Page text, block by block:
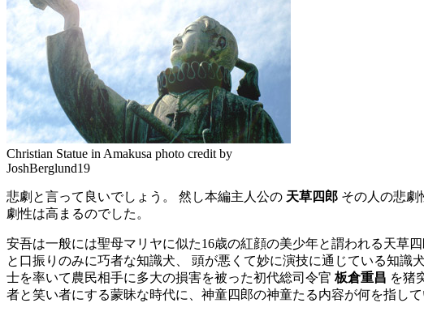
Christian Statue in Amakusa photo credit by
JoshBerglund19
悲劇と言って良いでしょう。 然し本編主人公の 天草四郎 その人の悲劇
劇性は高まるのでした。
安吾は一般には聖母マリヤに似た16歳の紅顔の美少年と謂われる天草
と口振りのみに巧者な知識犬、 頭が悪くて妙に演技に通じている知
士を率いて農民相手に多大の損害を被った初代総司令官 板倉重昌 を猪
者と笑い者にする蒙昧な時代に、神童四郎の神童たる内容が何を指し